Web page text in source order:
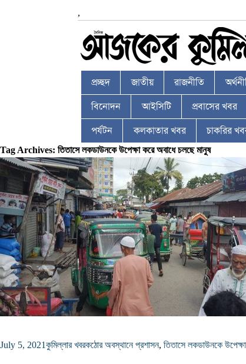
,
প্রচ্ছদ জাতীয় রাজনীতি
বিনোদন আইসিটি প্রবাসের খবর
পর্যটন কলকাতার খবর চাকরির
Tag Archives: তিতাসে লকডাউনকে উপেক্ষা করে অবাধে চলছে মানুষ
July 5, 2021কুমিল্লার খবরকঠোর অবস্থানে প্রশাসন, তিতাসে লকডাউনকে